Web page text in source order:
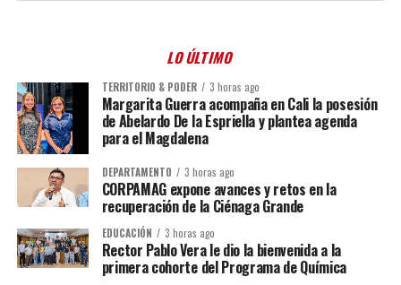
LO ÚLTIMO
TERRITORIO & PODER 3 horas ago
Margarita Guerra acompaña en Cali la posesión
de Abelardo De la Espriella y plantea agenda
para el Magdalena
DEPARTAMENTO 3 horas ago
CORPAMAG expone avances y retos en la
recuperación de la Ciénaga Grande
EDUCACIÓN 3 horas ago
Rector Pablo Vera le dio la bienvenida a la
primera cohorte del Programa de Química